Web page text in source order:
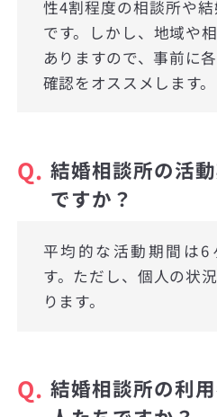
性4割程度の相談所や
です。しかし、地域や
ありますので、事前に
確認をオススメします。
Q. 結婚相談所の活
ですか？
平均的な活動期間は
す。ただし、個人の状
ります。
Q. 結婚相談所の利